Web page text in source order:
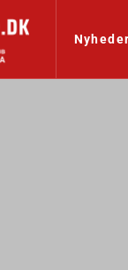
Nyheder